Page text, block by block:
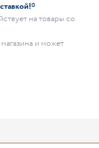
на товары со
и может